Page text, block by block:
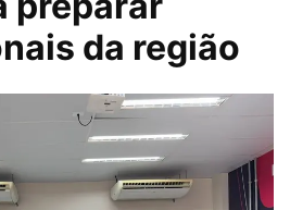
da região